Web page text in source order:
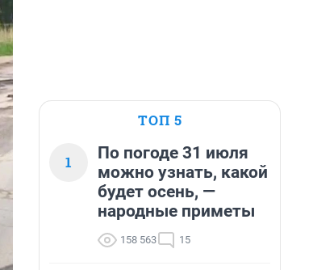
ТОП 5
1
По погоде 31 июля
можно узнать, какой
будет осень, —
народные приметы
158 563 15